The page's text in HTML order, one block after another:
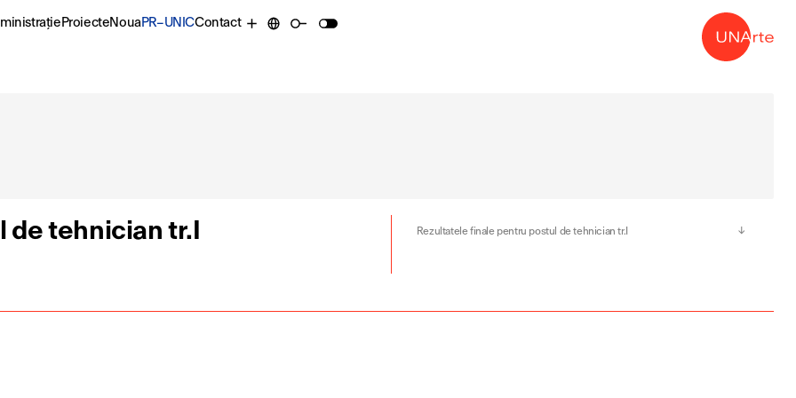
→
ProiecteNouaPR–UNICContact
tehnician tr.I Rezultatele finale pentru postul de tehnician tr.I